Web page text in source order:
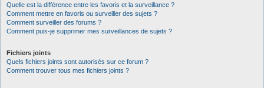
Quelle est la différence entre les favoris et la surveillance ?
Comment mettre en favoris ou surveiller des sujets ?
Comment surveiller des forums ?
Comment puis-je supprimer mes surveillances de sujets ?
Fichiers joints
Quels fichiers joints sont autorisés sur ce forum ?
Comment trouver tous mes fichiers joints ?